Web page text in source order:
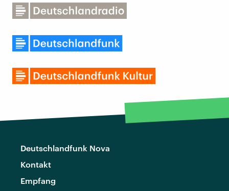
Deutschlandfunk Nova
Kontakt
Empfang